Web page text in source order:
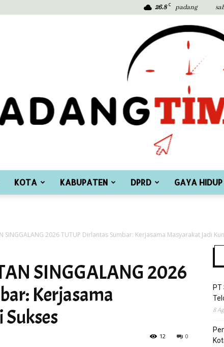
26.8 C padang
Time
KOTA KABUPATEN DPRD GAYA HIDUP
SINGGALANG 2026 TUTUP Dirlantas Sumbar: Kerjasama Masyarakat Jadi
SINGGALANG 2026
Kerjasama
0
12
8